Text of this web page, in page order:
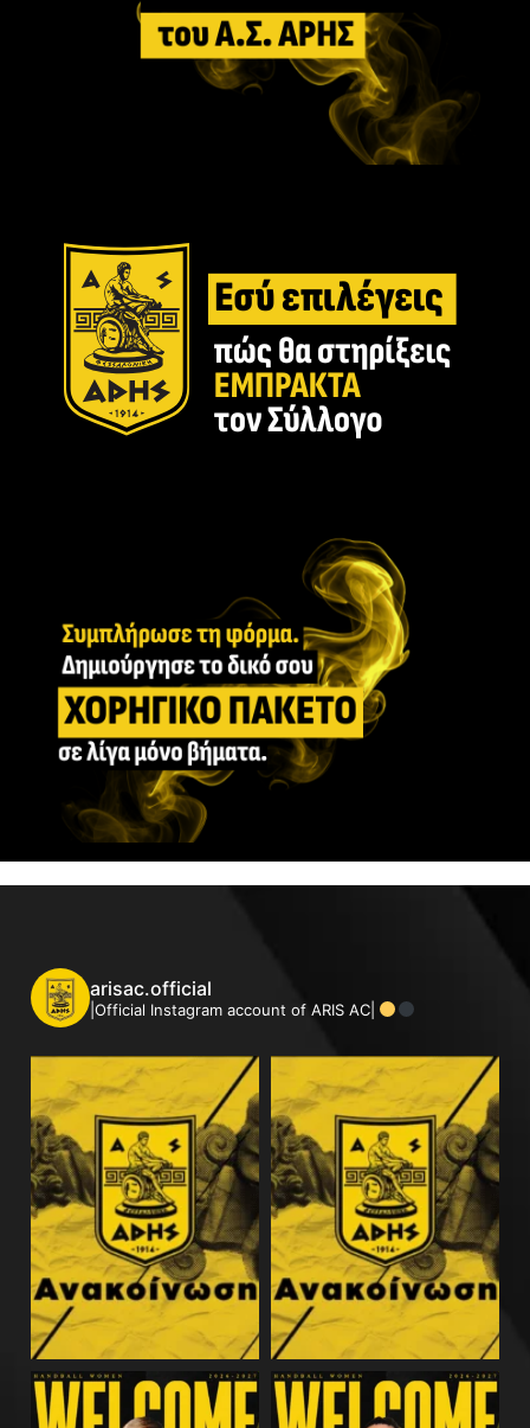
arisac.official
|Official Instagram account of ARIS AC|